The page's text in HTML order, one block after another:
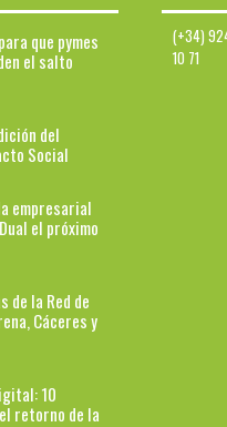
que pymes
el salto
del
Social
empresarial
el próximo
de la Red de
Cáceres y
10
retorno de la
(+34)
10 71